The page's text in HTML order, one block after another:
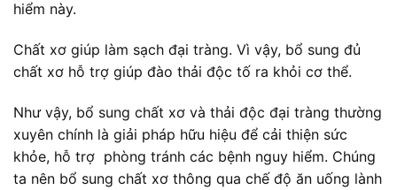
hiểm này.
Chất xơ giúp làm sạch đại tràng. Vì vậy, bổ sung đủ
chất xơ hỗ trợ giúp đào thải độc tố ra khỏi cơ thể.
Như vậy, bổ sung chất xơ và thải độc đại tràng thường
xuyên chính là giải pháp hữu hiệu để cải thiện sức
khỏe, hỗ trợ phòng tránh các bệnh nguy hiểm. Chúng
ta nên bổ sung chất xơ thông qua chế độ ăn uống lành